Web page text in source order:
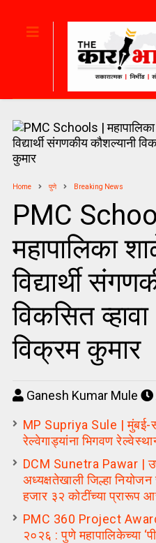
Home पुणे Breaking News
PMC
महापालिका
विद्यार्थी
विकसित
विक्रम कुमार
Ganesh Kumar Mule
MP Supriya Sule | मुंबई-
रेल्वेगाड्यांना भिगवण
DCM Sunetra Pawar |
अध्यक्षतेखाली जिल्हा
हजार ३२ कोटींच्या प्रारूप
PMC 360 Project Award
२०२६ : पुणे महापालिकेच्या